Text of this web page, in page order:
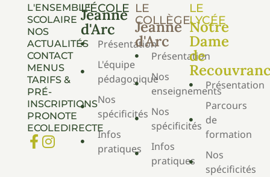
L'ENSEMBLE
SCOLAIRE
NOS
ACTUALITÉS
CONTACT
MENUS
TARIFS &
PRÉ-
INSCRIPTIONS
PRONOTE
ECOLEDIRECTE
L'ÉCOLE
Jeanne
d'Arc
Présentation
L'équipe
pédagogique
Nos
spécificités
Infos
pratiques
LE
COLLÈGE
Jeanne
d'Arc
Présentation
Nos
enseignements
Nos
spécificités
Infos
pratiques
LE
LYCÉE
Notre
Dame
de
Présentation
Parcours
de
formation
Nos
spécificités